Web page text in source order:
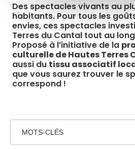
Des spectacles vivants au
habitants. Pour tous les
envies, ces spectacles
Terres du Cantal tout au long
Proposé à l’initiative de la
culturelle de Hautes Terres
aussi du tissu associatif
que vous saurez trouver le
correspond !
MOTS-CLÉS